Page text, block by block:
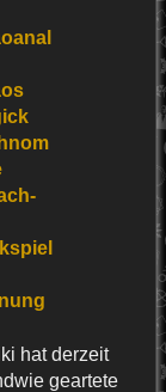
hat derzeit
geartete